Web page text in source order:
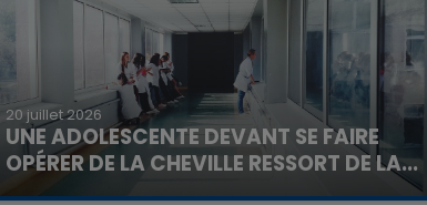
20 juillet 2026
UNE ADOLESCENTE DEVANT SE FAIRE
OPÉRER DE LA CHEVILLE RESSORT DE LA...
La famille a porté plainte contre la clinique qui a
7h00 - 11h00
La Team de l'été